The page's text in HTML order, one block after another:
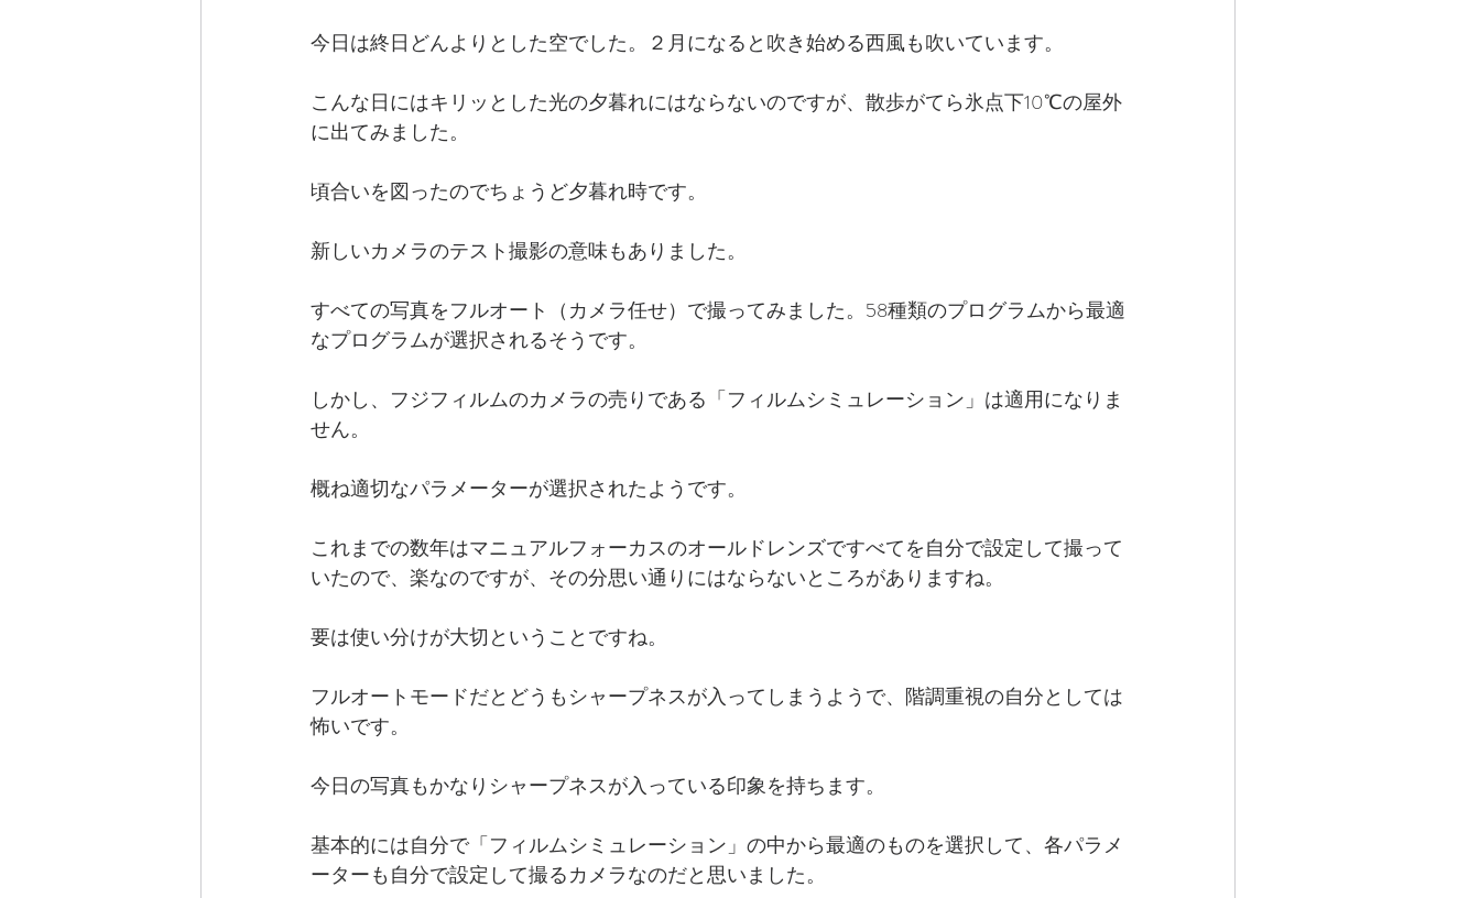
今日は終日どんよりとした空でした。２月になると吹き始める西風も吹いています。
こんな日にはキリッとした光の夕暮れにはならないのですが、散歩がてら氷点下10℃の屋外
に出てみました。
頃合いを図ったのでちょうど夕暮れ時です。
新しいカメラのテスト撮影の意味もありました。
すべての写真をフルオート（カメラ任せ）で撮ってみました。58種類のプログラムから最適
なプログラムが選択されるそうです。
しかし、フジフィルムのカメラの売りである「フィルムシミュレーション」は適用になりま
せん。
概ね適切なパラメーターが選択されたようです。
これまでの数年はマニュアルフォーカスのオールドレンズですべてを自分で設定して撮って
いたので、楽なのですが、その分思い通りにはならないところがありますね。
要は使い分けが大切ということですね。
フルオートモードだとどうもシャープネスが入ってしまうようで、階調重視の自分としては
怖いです。
今日の写真もかなりシャープネスが入っている印象を持ちます。
基本的には自分で「フィルムシミュレーション」の中から最適のものを選択して、各パラメ
ーターも自分で設定して撮るカメラなのだと思いました。